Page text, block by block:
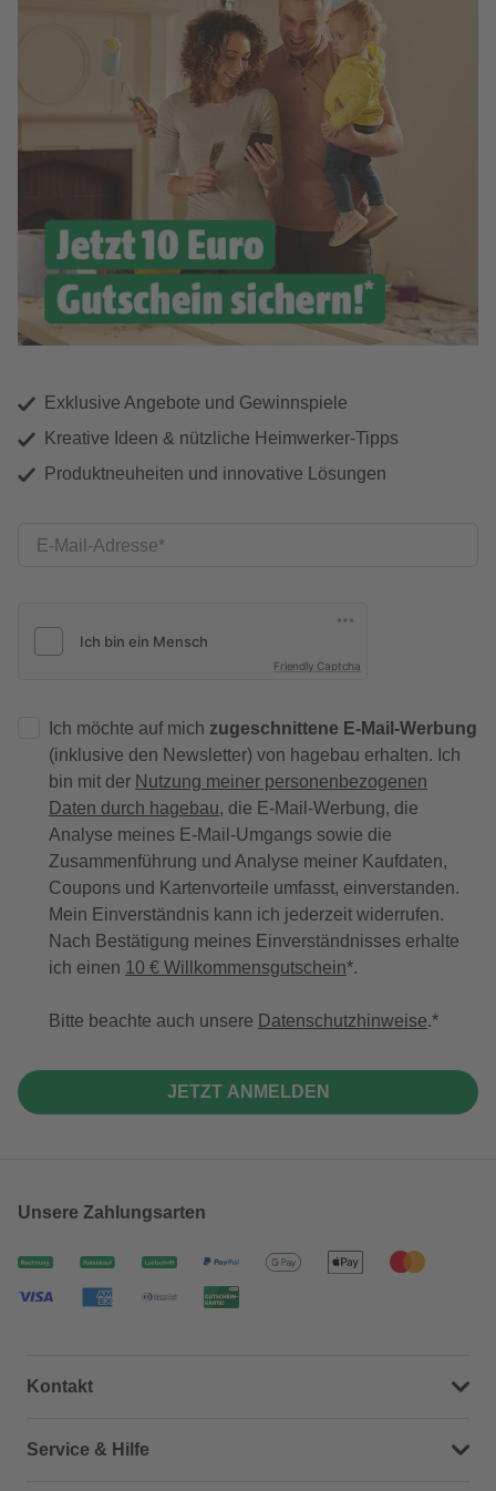
Exklusive Angebote und Gewinnspiele
Kreative Ideen & nützliche Heimwerker-Tipps
Produktneuheiten und innovative Lösungen
E-Mail-Adresse
Friendly Captcha
Ich möchte auf mich zugeschnittene E-Mail-Werbung
(inklusive den Newsletter) von hagebau erhalten. Ich
bin mit der Nutzung meiner personenbezogenen
Daten durch hagebau, die E-Mail-Werbung, die
Analyse meines E-Mail-Umgangs sowie die
Zusammenführung und Analyse meiner Kaufdaten,
Coupons und Kartenvorteile umfasst, einverstanden.
Mein Einverständnis kann ich jederzeit widerrufen.
Nach Bestätigung meines Einverständnisses erhalte
ich einen 10 € Willkommensgutschein*.
Bitte beachte auch unsere Datenschutzhinweise.
JETZT ANMELDEN
Unsere Zahlungsarten
Kontakt
Dein Kontakt zu uns
Service & Hilfe